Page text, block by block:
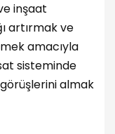
inşaat
artırmak ve
amacıyla
sisteminde
almak